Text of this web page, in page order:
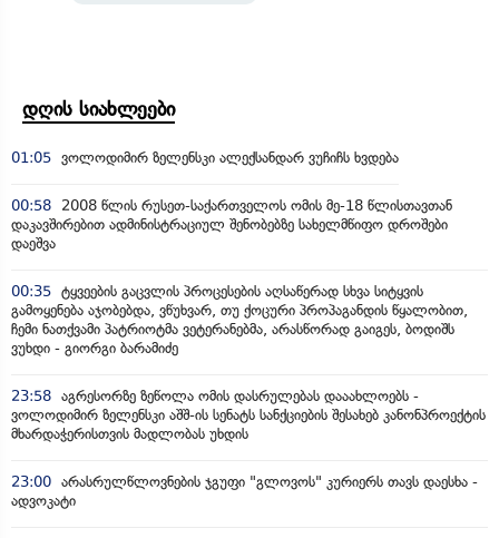
დღის სიახლეები
01:05 ვოლოდიმირ ზელენსკი ალექსანდარ ვუჩიჩს ხვდება
00:58
2008 წლის რუსეთ-საქართველოს ომის მე-18 წლისთავთან
დაკავშირებით ადმინისტრაციულ შენობებზე სახელმწიფო დროშები
დაეშვა
00:35 ტყვეების გაცვლის პროცესების აღსაწერად სხვა სიტყვის
გამოყენება აჯობებდა, ვწუხვარ, თუ ქოცური პროპაგანდის წყალობით,
ჩემი ნათქვამი პატრიოტმა ვეტერანებმა, არასწორად გაიგეს, ბოდიშს
ვუხდი - გიორგი ბარამიძე
23:58 აგრესორზე ზეწოლა ომის დასრულებას დააახლოებს -
ვოლოდიმირ ზელენსკი აშშ-ის სენატს სანქციების შესახებ კანონპროექტის
მხარდაჭერისთვის მადლობას უხდის
23:00 არასრულწლოვნების ჯგუფი "გლოვოს" კურიერს თავს დაესხა -
ადვოკატი